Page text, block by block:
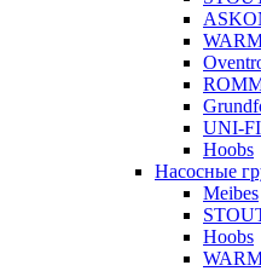
UNI-
Hoobs
Насосные
Meibes
Hoobs